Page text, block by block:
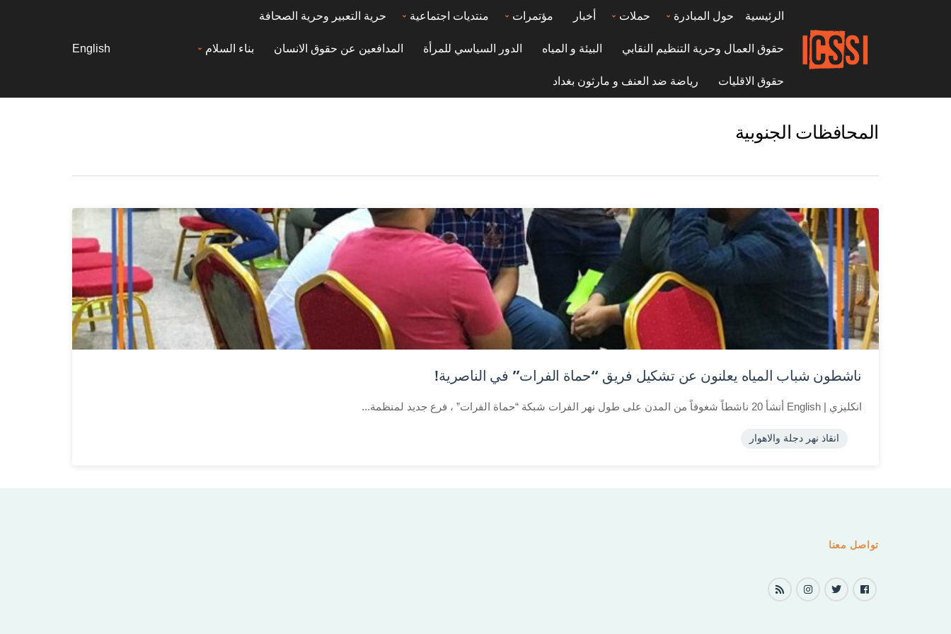
الرئيسية حول المبادرة حملات أخبار مؤتمرات منتديات اجتماعية حرية التعبير وحرية الصحافة
حقوق العمال وحرية التنظيم النقابي البيئة و المياه الدور السياسي للمرأة المدافعين عن حقوق الانسان بناء السلام
حقوق الاقليات رياضة ضد العنف و مارثون بغداد
English
المحافظات الجنوبية
ناشطون شباب المياه يعلنون عن تشكيل فريق “حماة الفرات” في الناصرية!
انكليزي | English أنشأ 20 ناشطاً شغوفاً من المدن على طول نهر الفرات شبكة “حماة الفرات” ، فرع جديد لمنظمة...
انقاذ نهر دجلة والاهوار
تواصل معنا